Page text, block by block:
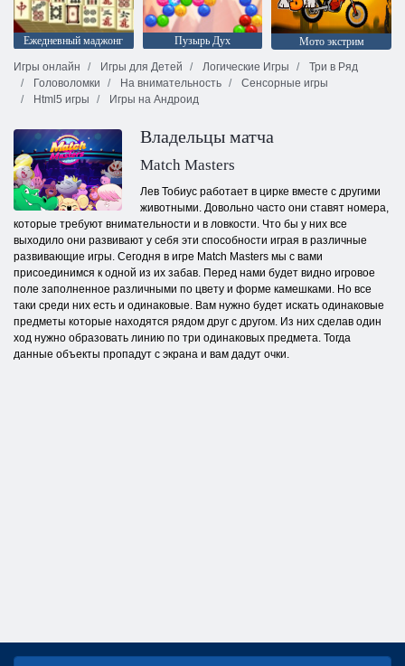
Ежедневный маджонг Пузырь Дух
Мото экстрим
Игры онлайн
Игры для Детей Логические Игры
Три в Ряд
Головоломки
На внимательность
Сенсорные игры
Html5 игры
Игры на Андроид
Владельцы матча
Match Masters
Лев Тобиус работает в цирке вместе с другими
животными. Довольно часто они ставят номера,
которые требуют внимательности и в ловкости. Что бы у них все
выходило они развивают у себя эти способности играя в различные
развивающие игры. Сегодня в игре Match Masters мы с вами
присоединимся к одной из их забав. Перед нами будет видно игровое
поле заполненное различными по цвету и форме камешками. Но все
таки среди них есть и одинаковые. Вам нужно будет искать одинаковые
предметы которые находятся рядом друг с другом. Из них сделав один
ход нужно образовать линию по три одинаковых предмета. Тогда
данные объекты пропадут с экрана и вам дадут очки.